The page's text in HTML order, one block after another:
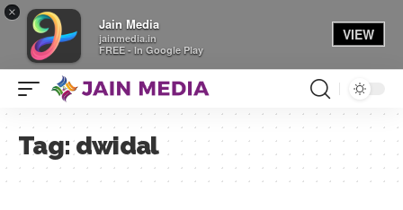
×
Jain Media
jainmedia.in
FREE - In Google Play
VIEW
Tag:dwidal